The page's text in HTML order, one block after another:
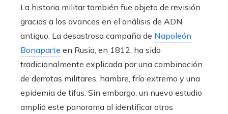
La historia militar también fue objeto de revisión
gracias a los avances en el análisis de ADN
antiguo. La desastrosa campaña de Napoleón
Bonaparte en Rusia, en 1812, ha sido
tradicionalmente explicada por una combinación
de derrotas militares, hambre, frío extremo y una
epidemia de tifus. Sin embargo, un nuevo estudio
amplió este panorama al identificar otros